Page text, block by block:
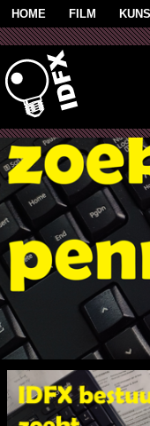
Overslaan en naar de
HOME FILM